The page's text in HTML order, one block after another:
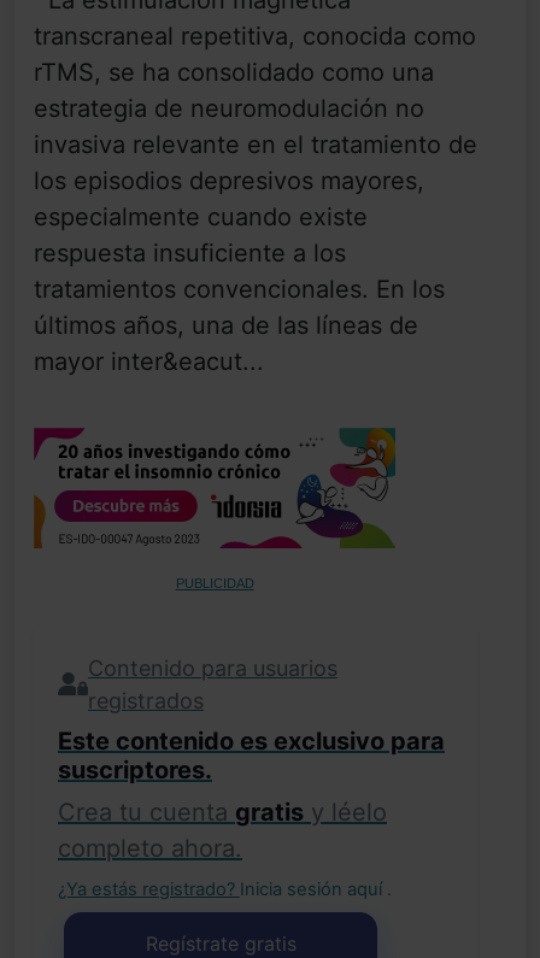
transcraneal repetitiva, conocida como
rTMS, se ha consolidado como una
estrategia de neuromodulación no
invasiva relevante en el tratamiento de
los episodios depresivos mayores,
especialmente cuando existe
respuesta insuficiente a los
tratamientos convencionales. En los
últimos años, una de las líneas de
mayor inter&eacut...
PUBLICIDAD
Contenido para usuarios
registrados
Este contenido es exclusivo para
suscriptores.
Crea tu cuenta gratis y léelo
completo ahora.
¿Ya estás registrado? Inicia sesión aquí .
Regístrate gratis